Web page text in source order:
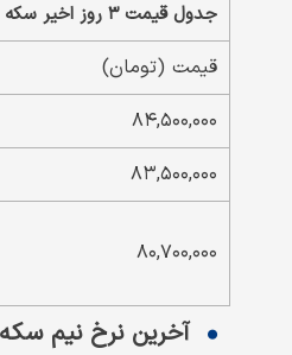
جدول قیمت ۳ روز اخیر سکه امامی
قیمت (تومان)
۸۴,۵۰۰,۰۰۰
۸۳,۵۰۰,۰۰۰
۸۰,۷۰۰,۰۰۰
آخرین نرخ نیم سکه